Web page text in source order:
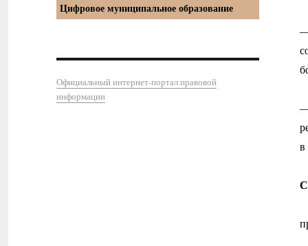
—
—
в
Цифровое муниципальное образование
Официальный интернет-портал правовой
информации